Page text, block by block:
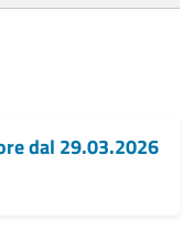
dal 29.03.2026